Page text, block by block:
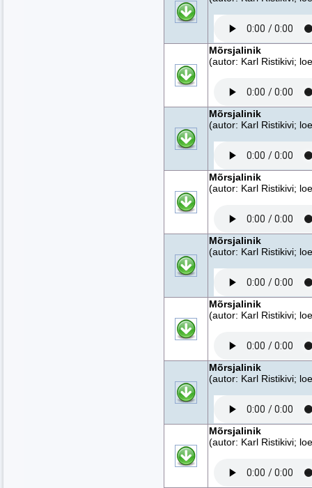
Mõrsjalinik
(autor: Karl Ristikivi;
Mõrsjalinik
(autor: Karl Ristikivi;
Mõrsjalinik
(autor: Karl Ristikivi;
Mõrsjalinik
(autor: Karl Ristikivi;
Mõrsjalinik
(autor: Karl Ristikivi;
Mõrsjalinik
(autor: Karl Ristikivi;
Mõrsjalinik
(autor: Karl Ristikivi;